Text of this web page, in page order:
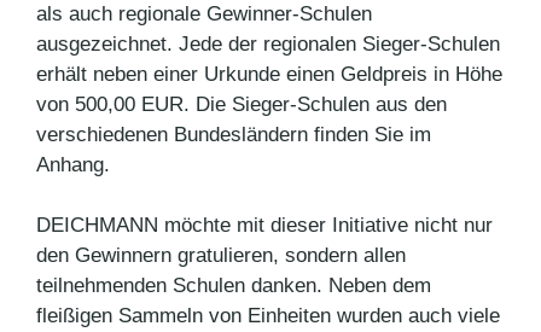
als auch regionale Gewinner-Schulen
ausgezeichnet. Jede der regionalen Sieger-Schulen
erhält neben einer Urkunde einen Geldpreis in Höhe
von 500,00 EUR. Die Sieger-Schulen aus den
verschiedenen Bundesländern finden Sie im
Anhang.
DEICHMANN möchte mit dieser Initiative nicht nur
den Gewinnern gratulieren, sondern allen
teilnehmenden Schulen danken. Neben dem
fleißigen Sammeln von Einheiten wurden auch viele